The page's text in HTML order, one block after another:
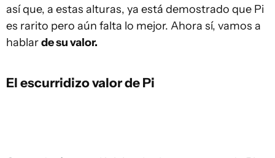
así que, a estas alturas, ya está demostrado que Pi
es rarito pero aún falta lo mejor. Ahora sí, vamos a
hablarde su valor.
El escurridizo valor de Pi